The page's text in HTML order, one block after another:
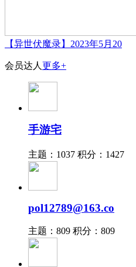
【异世伏魔录】2023年5月20
会员达人更多+
手游宅
主题：1037 积分：1427
pol12789@163.co
主题：809 积分：809